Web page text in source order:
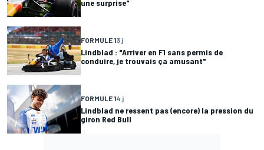
une surprise"
FORMULE 13 j
Lindblad : "Arriver en F1 sans permis de
conduire, je trouvais ça amusant"
FORMULE 14 j
Lindblad ne ressent pas (encore) la pression du
giron Red Bull